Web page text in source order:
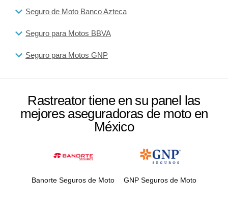
Seguro de Moto Banco Azteca
Seguro para Motos BBVA
Seguro para Motos GNP
Rastreator tiene en su panel las
mejores aseguradoras de moto en
México
Banorte Seguros de Moto GNP Seguros de Moto